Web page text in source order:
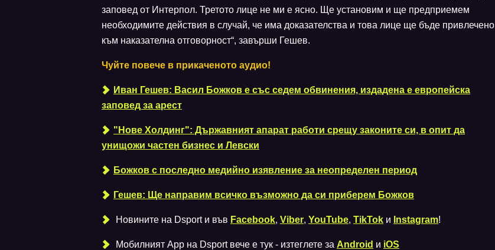
заповед от Интерпол. Третото лице не ми е ясно. Ще установим и ще предприемем
необходимите действия в случай, че има доказателства и това лице ще бъде привлечено
към наказателна отговорност“, завърши Гешев.
Чуйте повече в прикаченото аудио!
Иван Гешев: Васил Божков е със седем обвинения, издадена е европейска
заповед за арест
"Нове Холдинг": Държавният апарат работи срещу законите си, в опит да
унищожи частен бизнес и Левски
Божков с последно медийно изявление за неопределен период
Гешев: Ще направим всичко възможно да си приберем Божков
Новините на Dsport и във Facebook, Viber, YouTube, TikTok и Instagram!
Мобилният Аpp на Dsport вече е тук - изтеглете за Android и iOS